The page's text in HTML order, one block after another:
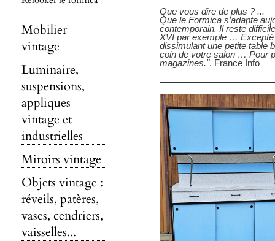
Mobilier
vintage
Luminaire,
suspensions,
appliques
vintage et
industrielles
Miroirs vintage
Objets vintage :
réveils, patères,
vases, cendriers,
vaisselles...
Que vous dire de plus ? ...
Que le Formica s’adapte
contemporain. Il reste
XVI par exemple …
dissimulant une petite table
coin de votre salon … Pour
magazines.". France Info